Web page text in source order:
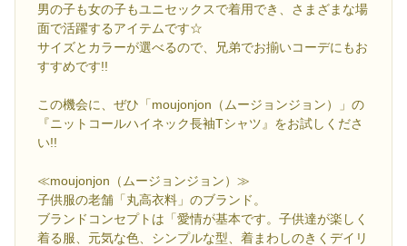
男の子も女の子もユニセックスで着用でき、さまざまな場
面で活躍するアイテムです☆
サイズとカラーが選べるので、兄弟でお揃いコーデにもお
すすめです!!
この機会に、ぜひ「moujonjon（ムージョンジョン）」の
『ニットコールハイネック長袖Tシャツ』をお試しくださ
い!!
≪moujonjon（ムージョンジョン）≫
子供服の老舗「丸高衣料」のブランド。
ブランドコンセプトは「愛情が基本です。子供達が楽しく
着る服、元気な色、シンプルな型、着まわしのきくデイリ